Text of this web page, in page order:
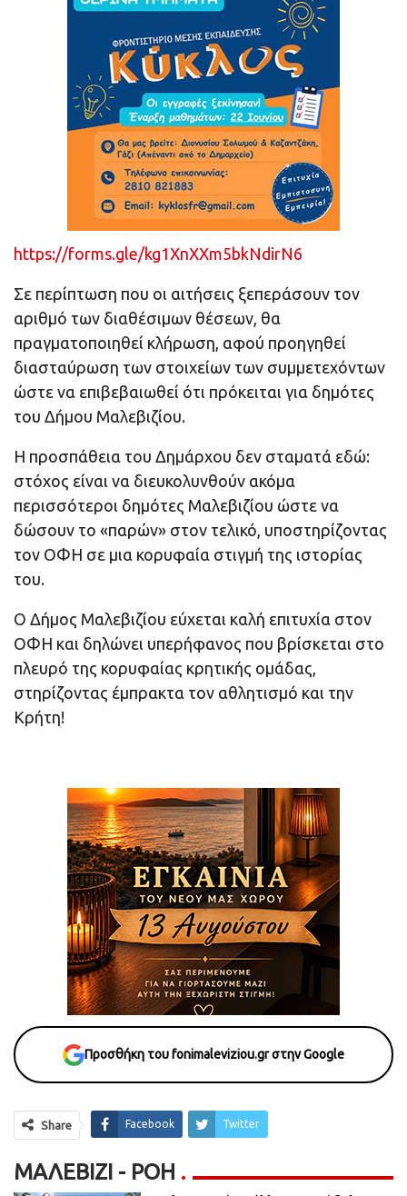
https://forms.gle/kg1XnXXm5bkNdirN6
Σε περίπτωση που οι αιτήσεις ξεπεράσουν τον
αριθμό των διαθέσιμων θέσεων, θα
πραγματοποιηθεί κλήρωση, αφού προηγηθεί
διασταύρωση των στοιχείων των συμμετεχόντων
ώστε να επιβεβαιωθεί ότι πρόκειται για δημότες
του Δήμου Μαλεβιζίου.
Η προσπάθεια του Δημάρχου δεν σταματά εδώ:
στόχος είναι να διευκολυνθούν ακόμα
περισσότεροι δημότες Μαλεβιζίου ώστε να
δώσουν το «παρών» στον τελικό, υποστηρίζοντας
τον ΟΦΗ σε μια κορυφαία στιγμή της ιστορίας
του.
Ο Δήμος Μαλεβιζίου εύχεται καλή επιτυχία στον
ΟΦΗ και δηλώνει υπερήφανος που βρίσκεται στο
πλευρό της κορυφαίας κρητικής ομάδας,
στηρίζοντας έμπρακτα τον αθλητισμό και την
Κρήτη!
Προσθήκη του fonimaleviziou.gr στην Google
Share Facebook Twitter
ΜΑΛΕΒΊΖΙ - ΡΟΗ